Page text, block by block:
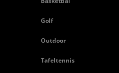
Golf
Outdoor
Tafeltennis